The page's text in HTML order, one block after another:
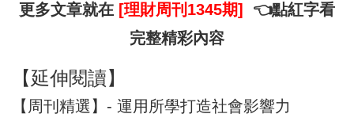
更多文章就在 [理財周刊1345期]
👈點紅字看
完整精彩內容
【延伸閱讀】
【周刊精選】- 運用所學打造社會影響力